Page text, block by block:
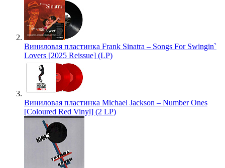
Виниловая пластинка Frank Sinatra – Songs For Swingin`
Lovers [2025 Reissue] (LP)
Виниловая пластинка Michael Jackson – Number Ones
[Coloured Red Vinyl] (2 LP)